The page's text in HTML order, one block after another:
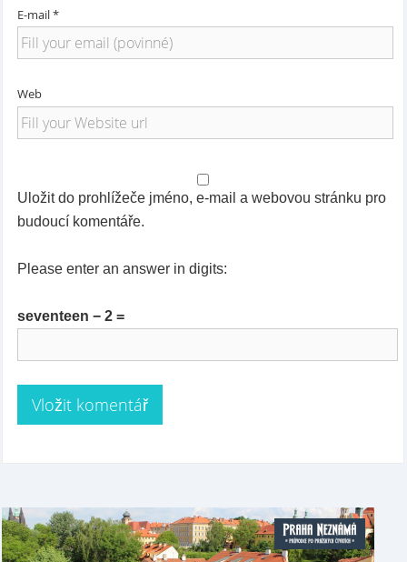
E-mail *
Web
Uložit do prohlížeče jméno, e-mail a webovou stránku pro
budoucí komentáře.
Please enter an answer in digits:
seventeen − 2 =